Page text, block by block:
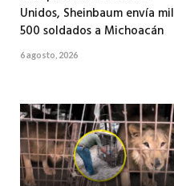
Unidos, Sheinbaum envía mil
500 soldados a Michoacán
6 agosto, 2026